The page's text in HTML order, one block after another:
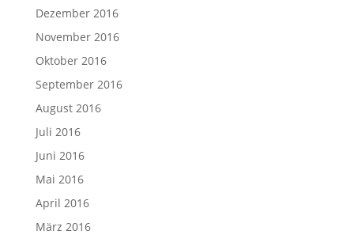
Dezember 2016
November 2016
Oktober 2016
September 2016
August 2016
Juli 2016
Juni 2016
Mai 2016
April 2016
März 2016